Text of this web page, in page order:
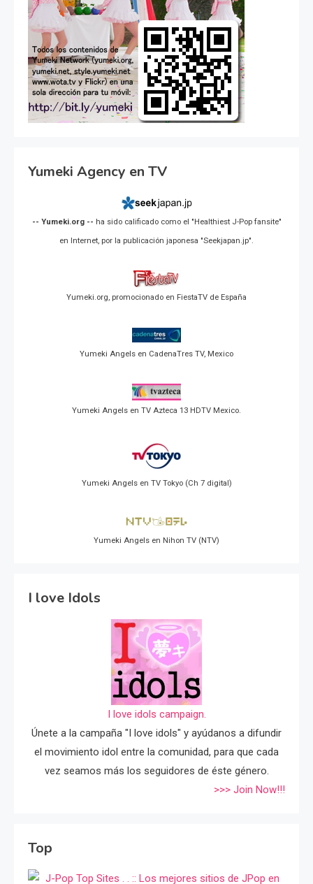
Yumeki Agency en TV
-- Yumeki.org -- ha sido calificado como el "Healthiest J-Pop fansite"
en Internet, por la publicación japonesa "Seekjapan.jp".
Yumeki.org, promocionado en FiestaTV de España
Yumeki Angels en CadenaTres TV, Mexico
Yumeki Angels en TV Azteca 13 HDTV Mexico.
Yumeki Angels en TV Tokyo (Ch 7 digital)
Yumeki Angels en Nihon TV (NTV)
I love Idols
I love idols campaign.
Únete a la campaña "I love idols" y ayúdanos a difundir
el movimiento idol entre la comunidad, para que cada
vez seamos más los seguidores de éste género.
>>> Join Now!!!
Top